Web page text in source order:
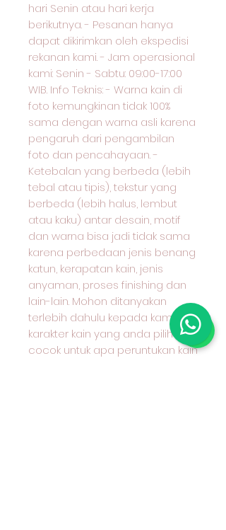
hari Senin atau hari kerja
berikutnya. - Pesanan hanya
dapat dikirimkan oleh ekspedisi
rekanan kami. - Jam operasional
kami: Senin - Sabtu: 09:00-17:00
WIB. Info Teknis: - Warna kain di
foto kemungkinan tidak 100%
sama dengan warna asli karena
pengaruh dari pengambilan
foto dan pencahayaan. -
Ketebalan yang berbeda (lebih
tebal atau tipis), tekstur yang
berbeda (lebih halus, lembut
atau kaku) antar desain, motif
dan warna bisa jadi tidak sama
karena perbedaan jenis benang
katun, kerapatan kain, jenis
anyaman, proses finishing dan
lain-lain. Mohon ditanyakan
terlebih dahulu kepada kami
karakter kain yang anda pilih dan
cocok untuk apa peruntukan kain